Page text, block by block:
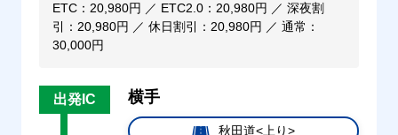
ETC：20,980円 ／ ETC2.0：20,980円 ／ 深夜割
引：20,980円 ／ 休日割引：20,980円 ／ 通常：
30,000円
出発IC 横手
秋田道<上り>